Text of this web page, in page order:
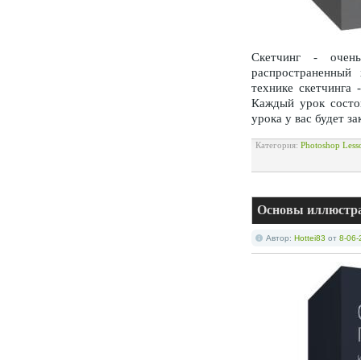
Скетчинг -
технике
Каждый урок
урока у вас будет
Категория: Photoshop
Основы
Автор: Hottei83 от 8-06-